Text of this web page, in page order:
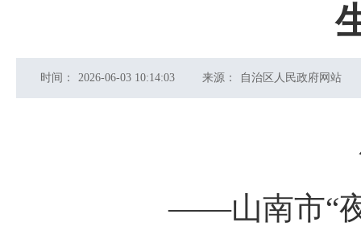
时间： 2026-06-03 10:14:03 来源： 自治区人民政府网站
——山南市“